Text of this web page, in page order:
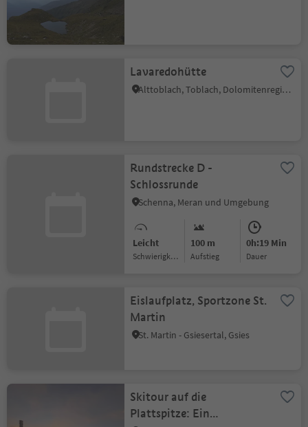
Lavaredohütte
Alttoblach, Toblach, Dolomitenregion 3 Zinnen
Rundstrecke D -
Schlossrunde
Schenna, Meran und Umgebung
Leicht
Schwierigkeitsgrad
100 m
Aufstieg
0h:19 Min
Dauer
Eislaufplatz, Sportzone St.
Martin
St. Martin - Gsiesertal, Gsies
Skitour auf die
Plattspitze: Ein